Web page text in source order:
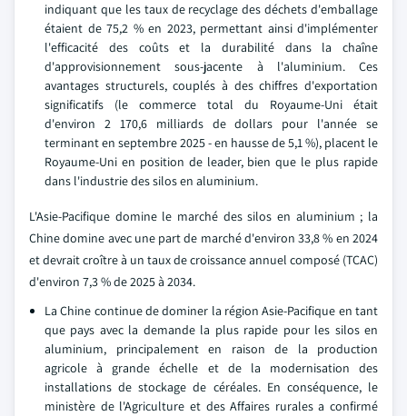
indiquant que les taux de recyclage des déchets d'emballage
étaient de 75,2 % en 2023, permettant ainsi d'implémenter
l'efficacité des coûts et la durabilité dans la chaîne
d'approvisionnement sous-jacente à l'aluminium. Ces
avantages structurels, couplés à des chiffres d'exportation
significatifs (le commerce total du Royaume-Uni était
d'environ 2 170,6 milliards de dollars pour l'année se
terminant en septembre 2025 - en hausse de 5,1 %), placent le
Royaume-Uni en position de leader, bien que le plus rapide
dans l'industrie des silos en aluminium.
L'Asie-Pacifique domine le marché des silos en aluminium ; la
Chine domine avec une part de marché d'environ 33,8 % en 2024
et devrait croître à un taux de croissance annuel composé (TCAC)
d'environ 7,3 % de 2025 à 2034.
La Chine continue de dominer la région Asie-Pacifique en tant
que pays avec la demande la plus rapide pour les silos en
aluminium, principalement en raison de la production
agricole à grande échelle et de la modernisation des
installations de stockage de céréales. En conséquence, le
ministère de l'Agriculture et des Affaires rurales a confirmé